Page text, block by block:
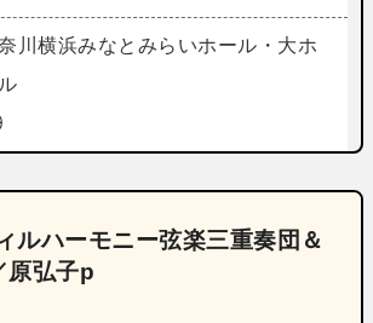
川横浜みなとみらいホール・大ホ
ルハーモニー弦楽三重奏団＆
原弘子p